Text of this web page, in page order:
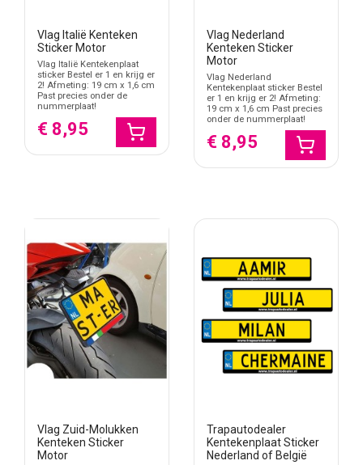
Vlag Italië Kenteken
Sticker Motor
Vlag Italië Kentekenplaat
sticker Bestel er 1 en krijg er
2! Afmeting: 19 cm x 1,6 cm
Past precies onder de
nummerplaat!
€ 8,95
Vlag Nederland
Kenteken Sticker
Motor
Vlag Nederland
Kentekenplaat sticker Bestel
er 1 en krijg er 2! Afmeting:
19 cm x 1,6 cm Past precies
onder de nummerplaat!
€ 8,95
Vlag Zuid-Molukken
Kenteken Sticker
Motor
Trapautodealer
Kentekenplaat Sticker
Nederland of België